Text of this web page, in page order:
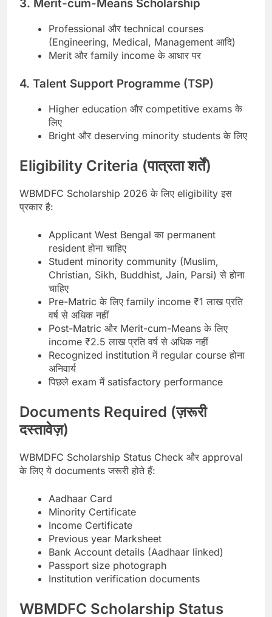
3. Merit-cum-Means Scholarship
Professional और technical courses
(Engineering, Medical, Management आदि)
Merit और family income के आधार पर
4. Talent Support Programme (TSP)
Higher education और competitive exams के
लिए
Bright और deserving minority students के लिए
Eligibility Criteria (पात्रता शर्तें)
WBMDFC Scholarship 2026 के लिए eligibility इस
प्रकार है:
Applicant West Bengal का permanent
resident होना चाहिए
Student minority community (Muslim,
Christian, Sikh, Buddhist, Jain, Parsi) से होना
चाहिए
Pre-Matric के लिए family income ₹1 लाख प्रति
वर्ष से अधिक नहीं
Post-Matric और Merit-cum-Means के लिए
income ₹2.5 लाख प्रति वर्ष से अधिक नहीं
Recognized institution में regular course होना
अनिवार्य
पिछले exam में satisfactory performance
Documents Required (ज़रूरी
दस्तावेज़)
WBMDFC Scholarship Status Check और approval
के लिए ये documents जरूरी होते हैं:
Aadhaar Card
Minority Certificate
Income Certificate
Previous year Marksheet
Bank Account details (Aadhaar linked)
Passport size photograph
Institution verification documents
WBMDFC Scholarship Status